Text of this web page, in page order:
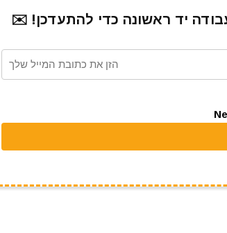
יד ראשונה כדי להתעדכן! ✉️